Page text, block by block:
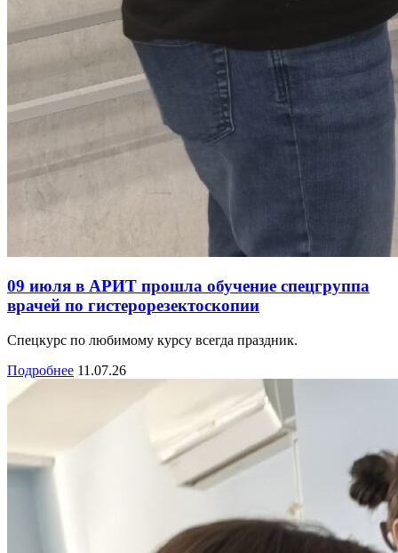
09 июля в АРИТ прошла обучение спецгруппа
врачей по гистерорезектоскопии
Спецкурс по любимому курсу всегда праздник.
Подробнее 11.07.26